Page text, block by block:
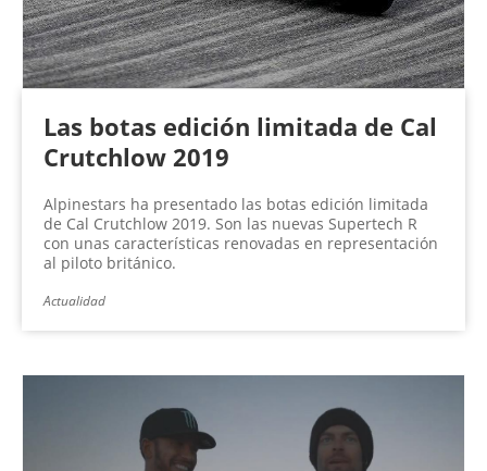
Las botas edición limitada de Cal
Crutchlow 2019
Alpinestars ha presentado las botas edición limitada
de Cal Crutchlow 2019. Son las nuevas Supertech R
con unas características renovadas en representación
al piloto británico.
Actualidad